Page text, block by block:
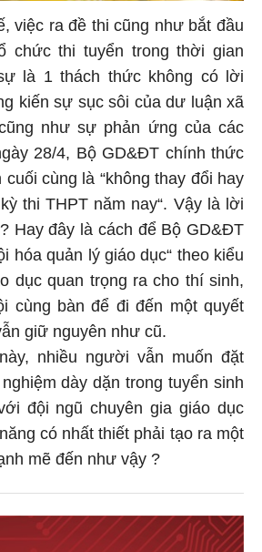
việc ra đề thi cũng như bắt đầu
chức thi tuyển trong thời gian
là 1 thách thức không có lời
kiến sự sục sôi của dư luận xã
như sự phản ứng của các
28/4, Bộ GD&ĐT chính thức
cùng là “không thay đổi hay
thi THPT năm nay“. Vậy là lời
Hay đây là cách để Bộ GD&ĐT
hóa quản lý giáo dục“ theo kiểu
dục quan trọng ra cho thí sinh,
cùng bàn để đi đến một quyết
giữ nguyên như cũ.
nhiều người vẫn muốn đặt
dày dặn trong tuyển sinh
đội ngũ chuyên gia giáo dục
có nhất thiết phải tạo ra một
mẽ đến như vậy ?